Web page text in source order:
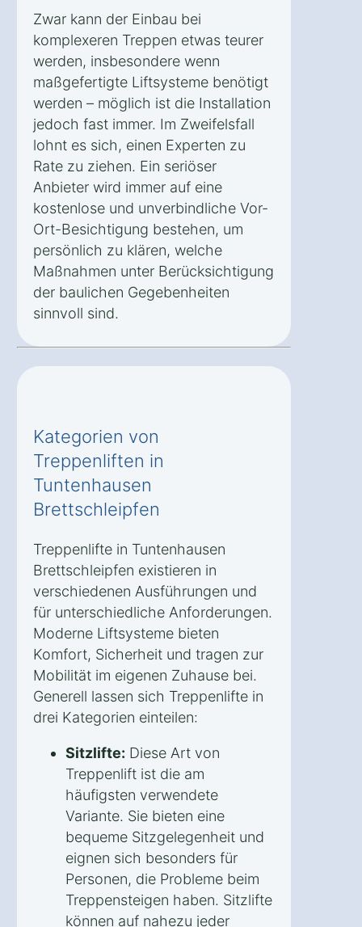
Zwar kann der Einbau bei
komplexeren Treppen etwas teurer
werden, insbesondere wenn
maßgefertigte Liftsysteme benötigt
werden – möglich ist die Installation
jedoch fast immer. Im Zweifelsfall
lohnt es sich, einen Experten zu
Rate zu ziehen. Ein seriöser
Anbieter wird immer auf eine
kostenlose und unverbindliche Vor-
Ort-Besichtigung bestehen, um
persönlich zu klären, welche
Maßnahmen unter Berücksichtigung
der baulichen Gegebenheiten
sinnvoll sind.
Kategorien von
Treppenliften in
Tuntenhausen
Brettschleipfen
Treppenlifte in Tuntenhausen
Brettschleipfen existieren in
verschiedenen Ausführungen und
für unterschiedliche Anforderungen.
Moderne Liftsysteme bieten
Komfort, Sicherheit und tragen zur
Mobilität im eigenen Zuhause bei.
Generell lassen sich Treppenlifte in
drei Kategorien einteilen:
Sitzlifte: Diese Art von
Treppenlift ist die am
häufigsten verwendete
Variante. Sie bieten eine
bequeme Sitzgelegenheit und
eignen sich besonders für
Personen, die Probleme beim
Treppensteigen haben. Sitzlifte
können auf nahezu jeder